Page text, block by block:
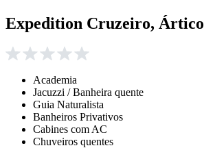
Expedition Cruzeiro, Ártico
Academia
Jacuzzi / Banheira quente
Guia Naturalista
Banheiros Privativos
Cabines com AC
Chuveiros quentes